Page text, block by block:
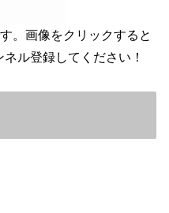
。画像をクリックすると
ル登録してください！